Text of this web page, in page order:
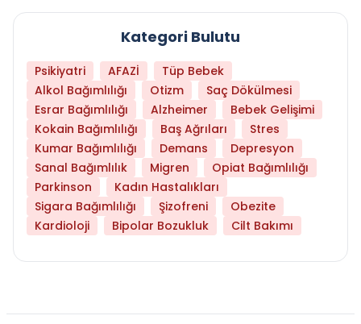
Kategori Bulutu
Psikiyatri AFAZİ
Tüp Bebek
Alkol Bağımlılığı
Otizm
Saç Dökülmesi
Esrar Bağımlılığı
Alzheimer
Bebek Gelişimi
Kokain Bağımlılığı
Baş Ağrıları
Stres
Kumar Bağımlılığı
Demans
Depresyon
Sanal Bağımlılık
Migren
Opiat Bağımlılığı
Parkinson
Kadın Hastalıkları
Sigara Bağımlılığı
Şizofreni
Obezite
Kardioloji
Bipolar Bozukluk Cilt Bakımı